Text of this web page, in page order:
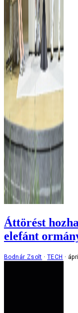
Áttörést
elefánt
Bodnár Zsolt TECH